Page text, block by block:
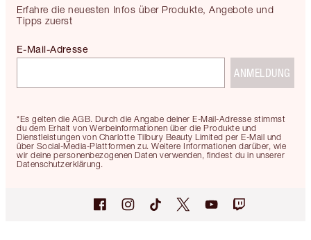
Erfahre die neuesten Infos über Produkte, Angebote und
Tipps zuerst
*Es gelten die AGB. Durch die Angabe deiner E-Mail-Adresse stimmst
du dem Erhalt von Werbeinformationen über die Produkte und
Dienstleistungen von Charlotte Tilbury Beauty Limited per E-Mail und
über Social-Media-Plattformen zu. Weitere Informationen darüber, wie
wir deine personenbezogenen Daten verwenden, findest du in unserer
Datenschutzerklärung.
E-Mail-Adresse
ANMELDUNG